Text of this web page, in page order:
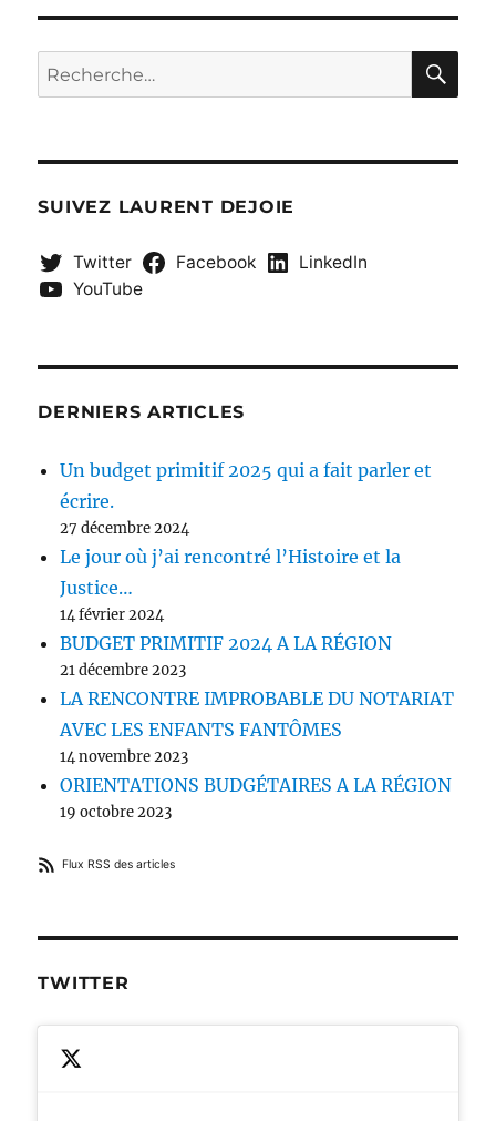
Recherche
pour :
SUIVEZ LAURENT DEJOIE
Twitter Facebook
LinkedIn
YouTube
DERNIERS ARTICLES
Un budget primitif 2025 qui a fait parler et
écrire.
27 décembre 2024
Le jour où j’ai rencontré l’Histoire et la
Justice…
14 février 2024
BUDGET PRIMITIF 2024 A LA RÉGION
21 décembre 2023
LA RENCONTRE IMPROBABLE DU NOTARIAT
AVEC LES ENFANTS FANTÔMES
14 novembre 2023
ORIENTATIONS BUDGÉTAIRES A LA RÉGION
19 octobre 2023
Flux RSS des articles
TWITTER